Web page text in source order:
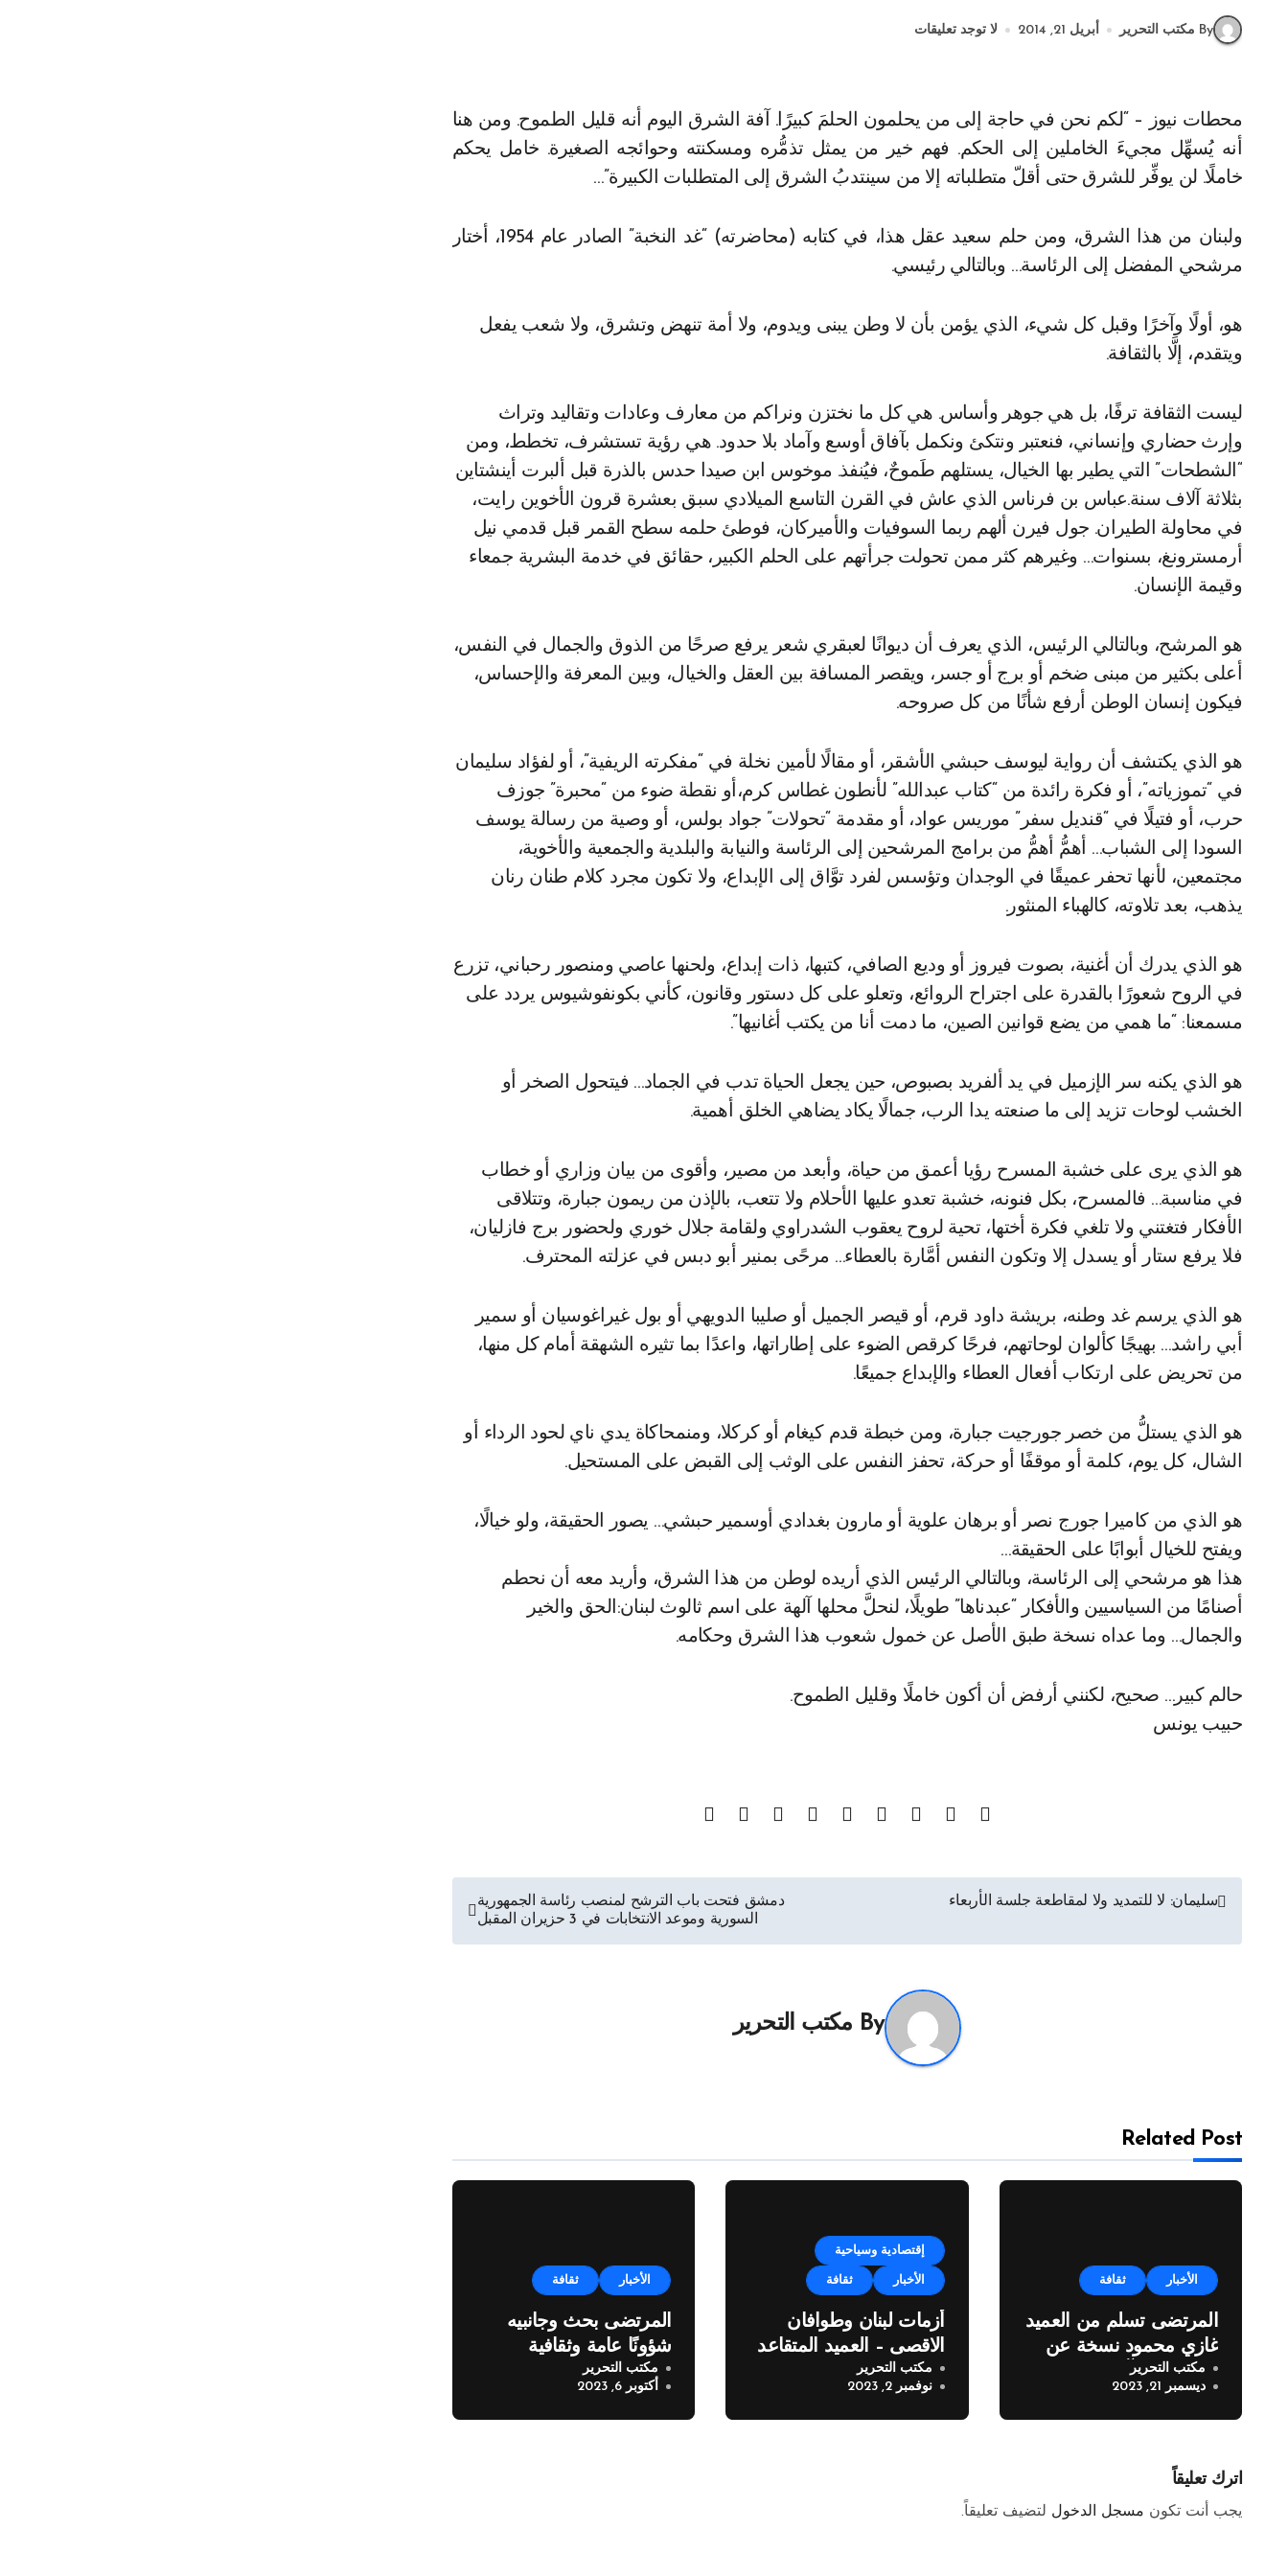
By مكتب التحرير أبريل 21, 2014 لا توجد تعليقات
محطات نيوز – “لكم نحن في حاجة إلى من يحلمون الحلمَ كبيرًا. آفة الشرق اليوم أنه قليل الطموح. ومن هنا
أنه يُسهِّل مجيءَ الخاملين إلى الحكم. فهم خير من يمثل تذمُّره ومسكنته وحوائجه الصغيرة. خامل يحكم
خاملًا. لن يوفِّر للشرق حتى أقلّ متطلباته إلا من سينتدبُ الشرق إلى المتطلبات الكبيرة”…
ولبنان من هذا الشرق، ومن حلم سعيد عقل هذا، في كتابه (محاضرته) “غد النخبة” الصادر عام 1954، أختار
مرشحي المفضل إلى الرئاسة… وبالتالي رئيسي.
هو، أولًا وآخرًا وقبل كل شيء، الذي يؤمن بأن لا وطن يبنى ويدوم، ولا أمة تنهض وتشرق، ولا شعب يفعل
ويتقدم، إلَّا بالثقافة.
ليست الثقافة ترفًا، بل هي جوهر وأساس. هي كل ما نختزن ونراكم من معارف وعادات وتقاليد وتراث
وإرث حضاري وإنساني، فنعتبر ونتكئ ونكمل بآفاق أوسع وآماد بلا حدود. هي رؤية تستشرف، تخطط، ومن
“الشطحات” التي يطير بها الخيال، يستلهم طَموحٌ، فيُنفذ. موخوس ابن صيدا حدس بالذرة قبل ألبرت أينشتاين
بثلاثة آلاف سنة.عباس بن فرناس الذي عاش في القرن التاسع الميلادي سبق بعشرة قرون الأخوين رايت،
في محاولة الطيران. جول فيرن ألهم ربما السوفيات والأميركان، فوطئ حلمه سطح القمر قبل قدمي نيل
أرمسترونغ، بسنوات… وغيرهم كثر ممن تحولت جرأتهم على الحلم الكبير، حقائق في خدمة البشرية جمعاء
وقيمة الإنسان.
هو المرشح، وبالتالي الرئيس، الذي يعرف أن ديوانًا لعبقري شعر يرفع صرحًا من الذوق والجمال في النفس،
أعلى بكثير من مبنى ضخم أو برج أو جسر، ويقصر المسافة بين العقل والخيال، وبين المعرفة والإحساس،
فيكون إنسان الوطن أرفع شأنًا من كل صروحه.
هو الذي يكتشف أن رواية ليوسف حبشي الأشقر، أو مقالًا لأمين نخلة في “مفكرته الريفية”، أو لفؤاد سليمان
في “تموزياته”، أو فكرة رائدة من “كتاب عبدالله” لأنطون غطاس كرم،أو نقطة ضوء من “محبرة” جوزف
حرب، أو فتيلًا في “قنديل سفر” موريس عواد، أو مقدمة “تحولات” جواد بولس، أو وصية من رسالة يوسف
السودا إلى الشباب… أهمُّ أهمُّ من برامج المرشحين إلى الرئاسة والنيابة والبلدية والجمعية والأخوية،
مجتمعين، لأنها تحفر عميقًا في الوجدان وتؤسس لفرد توَّاق إلى الإبداع، ولا تكون مجرد كلام طنان رنان
يذهب، بعد تلاوته، كالهباء المنثور.
هو الذي يدرك أن أغنية، بصوت فيروز أو وديع الصافي، كتبها، ذات إبداع، ولحنها عاصي ومنصور رحباني، تزرع
في الروح شعورًا بالقدرة على اجتراح الروائع، وتعلو على كل دستور وقانون، كأني بكونفوشيوس يردد على
مسمعنا: “ما همي من يضع قوانين الصين، ما دمت أنا من يكتب أغانيها”.
هو الذي يكنه سر الإزميل في يد ألفريد بصبوص، حين يجعل الحياة تدب في الجماد… فيتحول الصخر أو
الخشب لوحات تزيد إلى ما صنعته يدا الرب، جمالًا يكاد يضاهي الخلق أهمية.
هو الذي يرى على خشبة المسرح رؤيا أعمق من حياة، وأبعد من مصير، وأقوى من بيان وزاري أو خطاب
في مناسبة… فالمسرح، بكل فنونه، خشبة تعدو عليها الأحلام ولا تتعب، بالإذن من ريمون جبارة، وتتلاقى
الأفكار فتغتني ولا تلغي فكرة أختها، تحية لروح يعقوب الشدراوي ولقامة جلال خوري ولحضور برج فازليان،
فلا يرفع ستار أو يسدل إلا وتكون النفس أمَّارة بالعطاء… مرحًى بمنير أبو دبس في عزلته المحترف.
هو الذي يرسم غد وطنه، بريشة داود قرم، أو قيصر الجميل أو صليبا الدويهي أو بول غيراغوسيان أو سمير
أبي راشد… بهيجًا كألوان لوحاتهم، فرحًا كرقص الضوء على إطاراتها، واعدًا بما تثيره الشهقة أمام كل منها،
من تحريض على ارتكاب أفعال العطاء والإبداع جميعًا.
هو الذي يستلُّ من خصر جورجيت جبارة، ومن خبطة قدم كيغام أو كركلا، ومنمحاكاة يدي ناي لحود الرداء أو
الشال، كل يوم، كلمة أو موقفًا أو حركة، تحفز النفس على الوثب إلى القبض على المستحيل.
هو الذي من كاميرا جورج نصر أو برهان علوية أو مارون بغدادي أوسمير حبشي… يصور الحقيقة، ولو خيالًا،
ويفتح للخيال أبوابًا على الحقيقة…
هذا هو مرشحي إلى الرئاسة، وبالتالي الرئيس الذي أريده لوطن من هذا الشرق، وأريد معه أن نحطم
أصنامًا من السياسيين والأفكار “عبدناها” طويلًا، لنحلَّ محلها آلهة على اسم ثالوث لبنان:الحق والخير
والجمال… وما عداه نسخة طبق الأصل عن خمول شعوب هذا الشرق وحكامه.
حالم كبير… صحيح، لكنني أرفض أن أكون خاملًا وقليل الطموح.
حبيب يونس
تصفّح
المقالات
سليمان: لا للتمديد ولا لمقاطعة جلسة الأربعاء
دمشق فتحت باب الترشح لمنصب رئاسة الجمهورية
السورية وموعد الانتخابات في 3 حزيران المقبل
By مكتب التحرير
Related Post
الأخبار ثقافة
المرتضى تسلم من العميد
غازي محمود نسخة عن
اطروحته “الآفاق المالية
والاقتصادية للثروة
النفطية”
مكتب التحرير
ديسمبر 21, 2023
إقتصادية وسياحية
الأخبار ثقافة
أزمات لبنان وطوافان
الاقصى – العميد المتقاعد
غازي محمود
مكتب التحرير
نوفمبر 2, 2023
الأخبار ثقافة
المرتضى بحث وجانبيه
شؤونًا عامة وثقافية
مكتب التحرير
أكتوبر 6, 2023
اترك تعليقاً
يجب أنت تكون مسجل الدخول لتضيف تعليقاً.